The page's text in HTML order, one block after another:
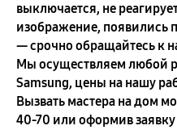
выключается, не
изображение, появились
— срочно обращайтесь к
Мы осуществляем любой
Samsung, цены на нашу
Вызвать мастера на дом
40-70 или оформив заявку